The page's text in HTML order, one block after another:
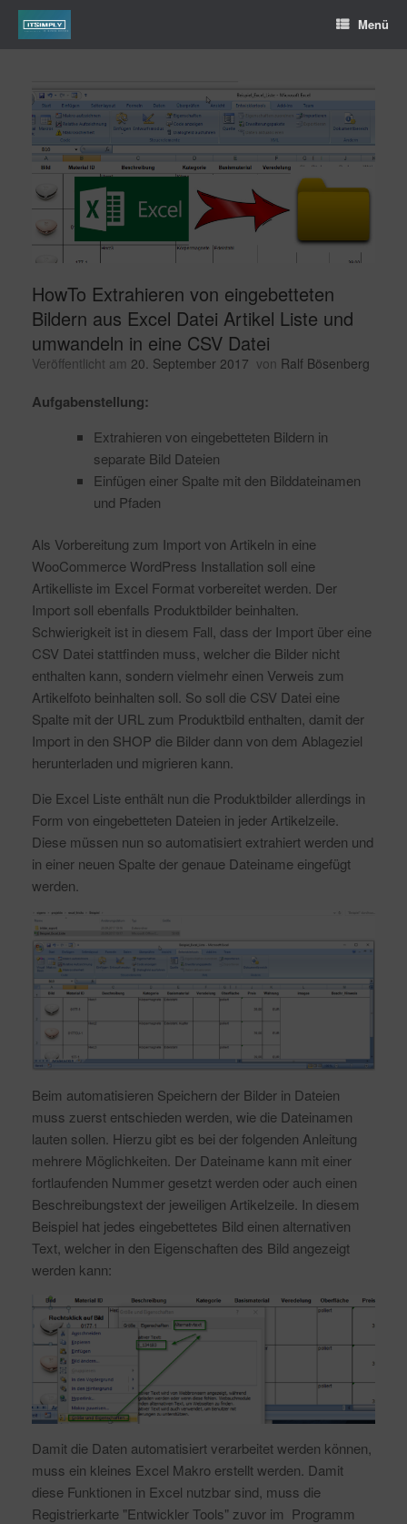
Menü
HowTo Extrahieren von eingebetteten
Bildern aus Excel Datei Artikel Liste und
umwandeln in eine CSV Datei
Veröffentlicht am 20. September 2017 von Ralf Bösenberg
Aufgabenstellung:
Extrahieren von eingebetteten Bildern in
separate Bild Dateien
Einfügen einer Spalte mit den Bilddateinamen
und Pfaden
Als Vorbereitung zum Import von Artikeln in eine
WooCommerce WordPress Installation soll eine
Artikelliste im Excel Format vorbereitet werden. Der
Import soll ebenfalls Produktbilder beinhalten.
Schwierigkeit ist in diesem Fall, dass der Import über eine
CSV Datei stattfinden muss, welcher die Bilder nicht
enthalten kann, sondern vielmehr einen Verweis zum
Artikelfoto beinhalten soll. So soll die CSV Datei eine
Spalte mit der URL zum Produktbild enthalten, damit der
Import in den SHOP die Bilder dann von dem Ablageziel
herunterladen und migrieren kann.
Die Excel Liste enthält nun die Produktbilder allerdings in
Form von eingebetteten Dateien in jeder Artikelzeile.
Diese müssen nun so automatisiert extrahiert werden und
in einer neuen Spalte der genaue Dateiname eingefügt
werden.
Beim automatisieren Speichern der Bilder in Dateien
muss zuerst entschieden werden, wie die Dateinamen
lauten sollen. Hierzu gibt es bei der folgenden Anleitung
mehrere Möglichkeiten. Der Dateiname kann mit einer
fortlaufenden Nummer gesetzt werden oder auch einen
Beschreibungstext der jeweiligen Artikelzeile. In diesem
Beispiel hat jedes eingebettetes Bild einen alternativen
Text, welcher in den Eigenschaften des Bild angezeigt
werden kann:
Damit die Daten automatisiert verarbeitet werden können,
muss ein kleines Excel Makro erstellt werden. Damit
diese Funktionen in Excel nutzbar sind, muss die
Registrierkarte "Entwickler Tools" zuvor im Programm